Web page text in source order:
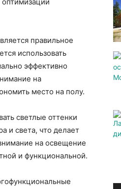
правильное
использовать
эффективно
на
место на полу.
светлые оттенки
и света, что делает
на освещение
и функциональной.